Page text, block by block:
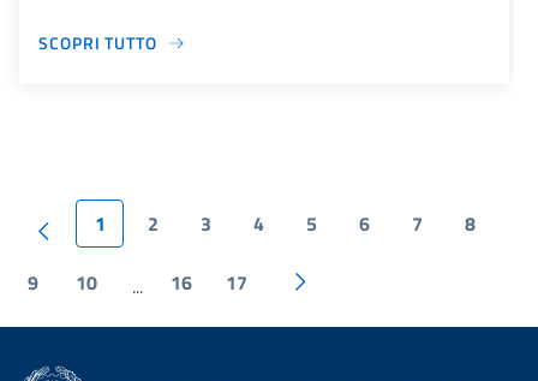
SCOPRI TUTTO
1 2 3 4 5 6 7 8
9 10 ... 16 17